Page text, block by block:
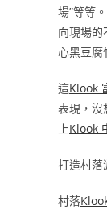
場”等等
向現場
心黑豆腐
這Klook
表現，沒
上Klook
打造村落
村落